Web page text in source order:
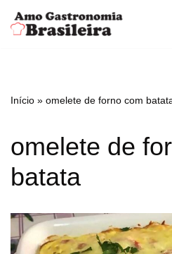
Pular
conteúdo
Início » omelete de forno com
omelete de
batata